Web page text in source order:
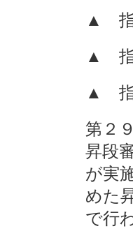
▲ 指
▲ 指
▲ 指
第２
昇段
が実
めた
で行